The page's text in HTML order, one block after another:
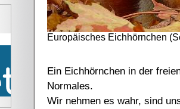
Europäisches Eichhörnchen
Ein Eichhörnchen in der
Normales.
Wir nehmen es wahr, sind